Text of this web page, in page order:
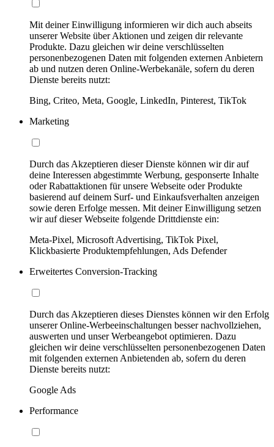
Mit deiner Einwilligung informieren wir dich auch abseits
unserer Website über Aktionen und zeigen dir relevante
Produkte. Dazu gleichen wir deine verschlüsselten
personenbezogenen Daten mit folgenden externen Anbietern
ab und nutzen deren Online-Werbekanäle, sofern du deren
Dienste bereits nutzt:
Bing, Criteo, Meta, Google, LinkedIn, Pinterest, TikTok
Marketing
Durch das Akzeptieren dieser Dienste können wir dir auf
deine Interessen abgestimmte Werbung, gesponserte Inhalte
oder Rabattaktionen für unsere Webseite oder Produkte
basierend auf deinem Surf- und Einkaufsverhalten anzeigen
sowie deren Erfolge messen. Mit deiner Einwilligung setzen
wir auf dieser Webseite folgende Drittdienste ein:
Meta-Pixel, Microsoft Advertising, TikTok Pixel,
Klickbasierte Produktempfehlungen, Ads Defender
Erweitertes Conversion-Tracking
Durch das Akzeptieren dieses Dienstes können wir den Erfolg
unserer Online-Werbeeinschaltungen besser nachvollziehen,
auswerten und unser Werbeangebot optimieren. Dazu
gleichen wir deine verschlüsselten personenbezogenen Daten
mit folgenden externen Anbietenden ab, sofern du deren
Dienste bereits nutzt:
Google Ads
Performance